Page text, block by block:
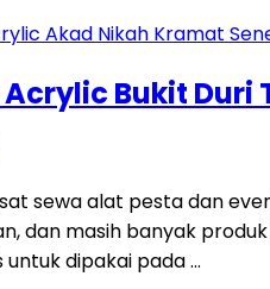
Acrylic Bukit
sewa alat pesta dan
dan masih banyak
dipakai pada …